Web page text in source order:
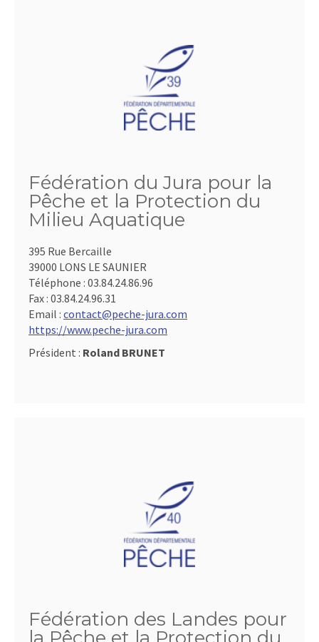
Fédération du Jura pour la
Pêche et la Protection du
Milieu Aquatique
395 Rue Bercaille
39000 LONS LE SAUNIER
Téléphone : 03.84.24.86.96
Fax : 03.84.24.96.31
Email : contact@peche-jura.com
https://www.peche-jura.com
Président : Roland BRUNET
Fédération des Landes pour